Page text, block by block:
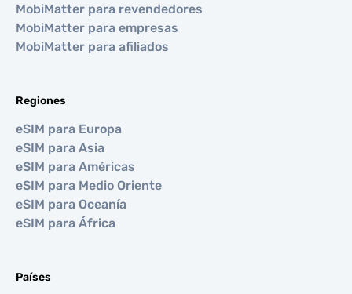
MobiMatter para revendedores
MobiMatter para empresas
MobiMatter para afiliados
Regiones
eSIM para Europa
eSIM para Asia
eSIM para Américas
eSIM para Medio Oriente
eSIM para Oceanía
eSIM para África
Países